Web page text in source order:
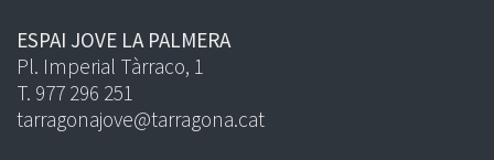
ESPAI JOVE LA PALMERA
Pl. Imperial Tàrraco, 1
T. 977 296 251
tarragonajove@tarragona.cat